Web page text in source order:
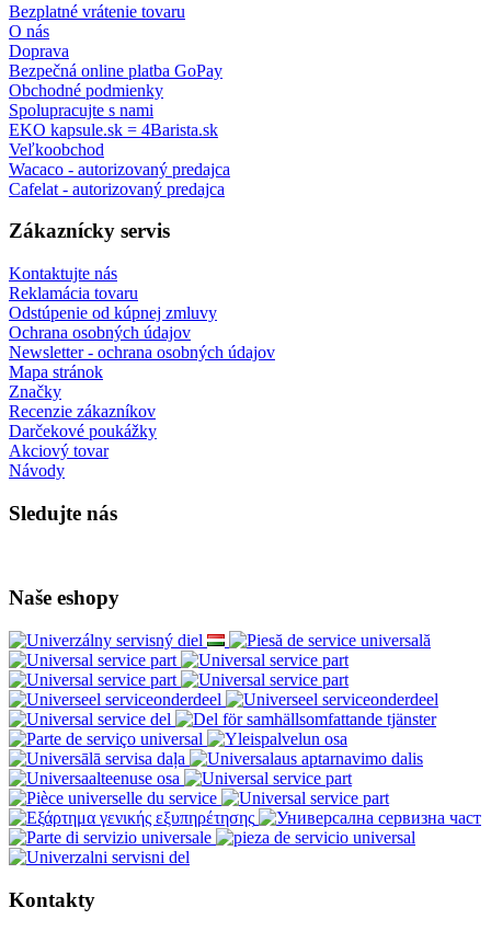
Bezplatné vrátenie tovaru
O nás
Doprava
Bezpečná online platba GoPay
Obchodné podmienky
Spolupracujte s nami
EKO kapsule.sk = 4Barista.sk
Veľkoobchod
Wacaco - autorizovaný predajca
Cafelat - autorizovaný predajca
Zákaznícky servis
Kontaktujte nás
Reklamácia tovaru
Odstúpenie od kúpnej zmluvy
Ochrana osobných údajov
Newsletter - ochrana osobných údajov
Mapa stránok
Značky
Recenzie zákazníkov
Darčekové poukážky
Akciový tovar
Návody
Sledujte nás
Naše eshopy
Kontakty